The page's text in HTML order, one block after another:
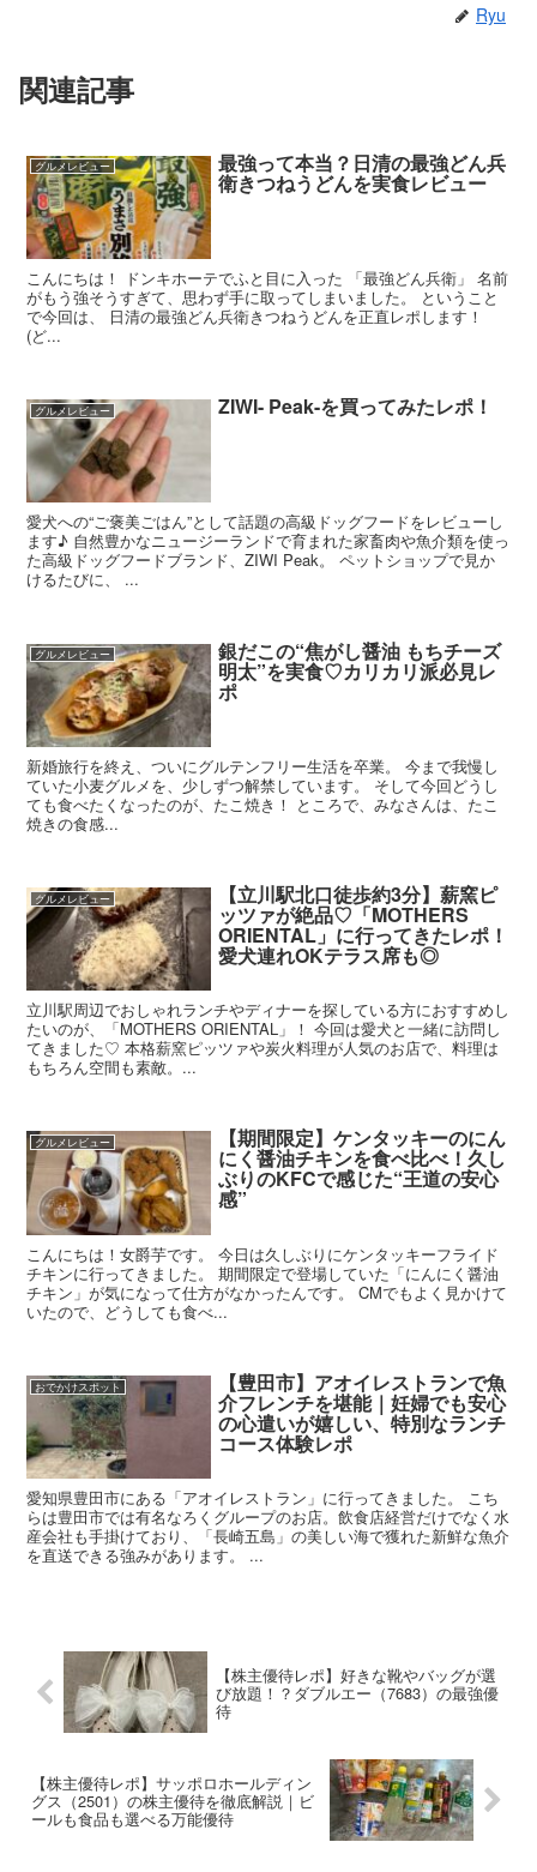
Ryu
関連記事
グルメレビュー 最強って本当？日清の最強どん兵
衛きつねうどんを実食レビュー
こんにちは！ ドンキホーテでふと目に入った 「最強どん兵衛」 名前
がもう強そうすぎて、思わず手に取ってしまいました。 ということ
で今回は、 日清の最強どん兵衛きつねうどんを正直レポします！
(ど...
グルメレビュー ZIWI- Peak-を買ってみたレポ！
愛犬への“ご褒美ごはん”として話題の高級ドッグフードをレビューし
ます♪ 自然豊かなニュージーランドで育まれた家畜肉や魚介類を使っ
た高級ドッグフードブランド、ZIWI Peak。 ペットショップで見か
けるたびに、 ...
グルメレビュー 銀だこの“焦がし醤油 もちチーズ
明太”を実食♡カリカリ派必見レ
ポ
新婚旅行を終え、ついにグルテンフリー生活を卒業。 今まで我慢し
ていた小麦グルメを、少しずつ解禁しています。 そして今回どうし
ても食べたくなったのが、たこ焼き！ ところで、みなさんは、たこ
焼きの食感...
グルメレビュー 【立川駅北口徒歩約3分】薪窯ピ
ッツァが絶品♡「MOTHERS
ORIENTAL」に行ってきたレポ！
愛犬連れOKテラス席も◎
立川駅周辺でおしゃれランチやディナーを探している方におすすめし
たいのが、「MOTHERS ORIENTAL」！ 今回は愛犬と一緒に訪問し
てきました♡ 本格薪窯ピッツァや炭火料理が人気のお店で、料理は
もちろん空間も素敵。...
グルメレビュー 【期間限定】ケンタッキーのにん
にく醤油チキンを食べ比べ！久し
ぶりのKFCで感じた“王道の安心
感”
こんにちは！女爵芋です。 今日は久しぶりにケンタッキーフライド
チキンに行ってきました。 期間限定で登場していた「にんにく醤油
チキン」が気になって仕方がなかったんです。 CMでもよく見かけて
いたので、どうしても食べ...
おでかけスポット 【豊田市】アオイレストランで魚
介フレンチを堪能｜妊婦でも安心
の心遣いが嬉しい、特別なランチ
コース体験レポ
愛知県豊田市にある「アオイレストラン」に行ってきました。 こち
らは豊田市では有名なろくグループのお店。飲食店経営だけでなく水
産会社も手掛けており、「長崎五島」の美しい海で獲れた新鮮な魚介
を直送できる強みがあります。 ...
【株主優待レポ】好きな靴やバッグが選
び放題！？ダブルエー（7683）の最強優
待
【株主優待レポ】サッポロホールディン
グス（2501）の株主優待を徹底解説｜ビ
ールも食品も選べる万能優待